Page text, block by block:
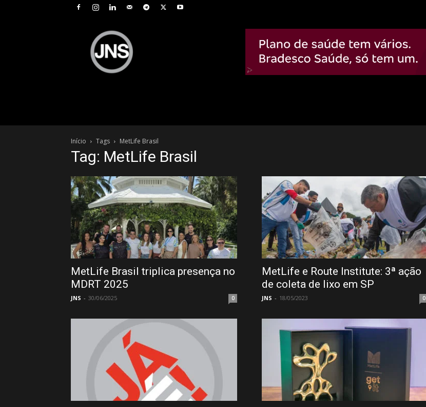
Início Tags MetLife Brasil
Tag: MetLife Brasil
MetLife Brasil triplica presença no
MDRT 2025
JNS - 30/06/2025 0
MetLife e Route Institute: 3ª ação
de coleta de lixo em SP
JNS - 18/05/2023 0